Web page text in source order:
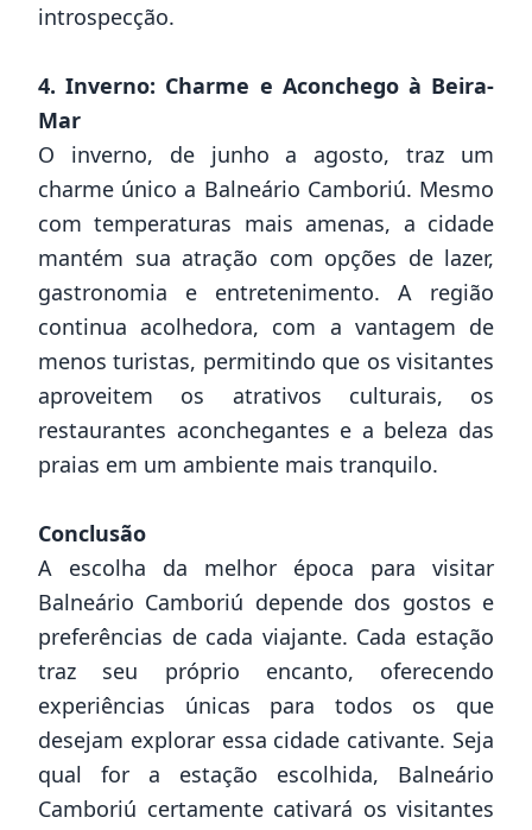
introspecção.
4. Inverno: Charme e Aconchego à Beira-
Mar
O inverno, de junho a agosto, traz um
charme único a Balneário Camboriú. Mesmo
com temperaturas mais amenas, a cidade
mantém sua atração com opções de lazer,
gastronomia e entretenimento. A região
continua acolhedora, com a vantagem de
menos turistas, permitindo que os visitantes
aproveitem os atrativos culturais, os
restaurantes aconchegantes e a beleza das
praias em um ambiente mais tranquilo.
Conclusão
A escolha da melhor época para visitar
Balneário Camboriú depende dos gostos e
preferências de cada viajante. Cada estação
traz seu próprio encanto, oferecendo
experiências únicas para todos os que
desejam explorar essa cidade cativante. Seja
qual for a estação escolhida, Balneário
Camboriú certamente cativará os visitantes